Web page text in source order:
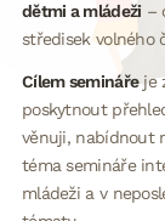
dětmi a mládeži –
středisek volného
Cílem seminářeje
poskytnout
věnuji, nabídnout
téma semináře
mládeži a v